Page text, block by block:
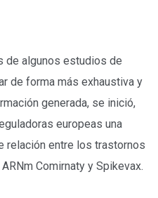
de algunos estudios de
de forma más exhaustiva y
generada, se inició,
europeas una
relación entre los trastornos
Comirnaty y Spikevax.